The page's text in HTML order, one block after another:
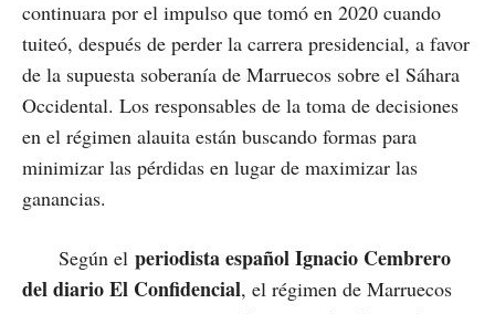
continuara por el impulso que tomó en 2020 cuando
tuiteó, después de perder la carrera presidencial, a favor
de la supuesta soberanía de Marruecos sobre el Sáhara
Occidental. Los responsables de la toma de decisiones
en el régimen alauita están buscando formas para
minimizar las pérdidas en lugar de maximizar las
ganancias.
Según el periodista español Ignacio Cembrero
del diario El Confidencial, el régimen de Marruecos